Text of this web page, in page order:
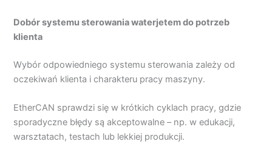
Dobór systemu sterowania waterjetem do potrzeb
klienta
Wybór odpowiedniego systemu sterowania zależy od
oczekiwań klienta i charakteru pracy maszyny.
EtherCAN sprawdzi się w krótkich cyklach pracy, gdzie
sporadyczne błędy są akceptowalne – np. w edukacji,
warsztatach, testach lub lekkiej produkcji.